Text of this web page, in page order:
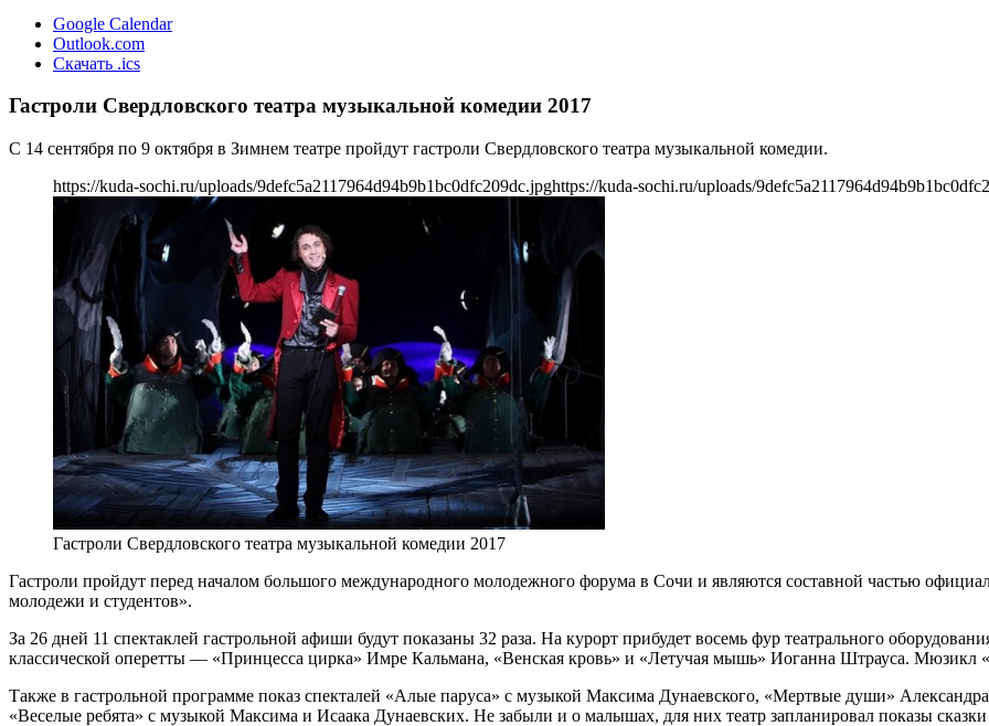
Google Calendar
Outlook.com
Скачать .ics
Гастроли Свердловского театра музыкальной комедии 2017
С 14 сентября по 9 октября в Зимнем театре пройдут гастроли Свердловского театра музыкальной комедии.
https://kuda-sochi.ru/uploads/9defc5a2117964d94b9b1bc0dfc209dc.jpghttps://kuda-sochi.ru/uploads/
Гастроли Свердловского театра музыкальной комедии 2017
Гастроли пройдут перед началом большого международного молодежного форума в Сочи и являются составной частью
молодежи и студентов».
За 26 дней 11 спектаклей гастрольной афиши будут показаны 32 раза. На курорт прибудет восемь фур театрального
классической оперетты — «Принцесса цирка» Имре Кальмана, «Венская кровь» и «Летучая мышь» Иоганна Штрауса.
Также в гастрольной программе показ спекталей «Алые паруса» с музыкой Максима Дунаевского, «Мертвые души»
«Веселые ребята» с музыкой Максима и Исаака Дунаевских. Не забыли и о малышах, для них театр запланировал показы